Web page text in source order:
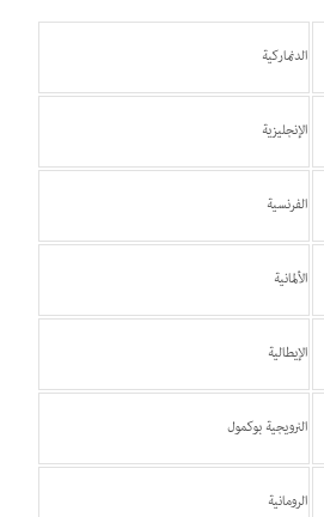
الدنماركية
الإنجليزية
الفرنسية
الألمانية
الإيطالية
النرويجية بوكمول
الرومانية